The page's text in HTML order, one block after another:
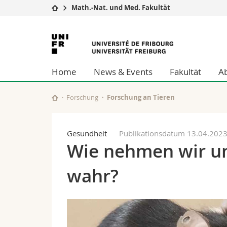
Universität
Studium
Forschung
Universität
Weiterbildung
Wirtschafts-
Philosophische
Fak. für
Math.-Nat. und Med. Fakultät
Universität
Freiburg
Home News & Events Fakultät
Forschung Forschung an Tieren
Gesundheit Publikationsdatum 13.04.2023
Wie nehmen wir
wahr?